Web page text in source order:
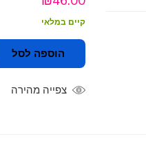
קיים במלאי
הוספה לסל
צפייה מהירה